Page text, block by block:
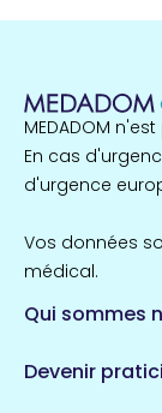
MEDADOM
En cas
d'urgence
Vos données
médical.
Qui sommes
Devenir